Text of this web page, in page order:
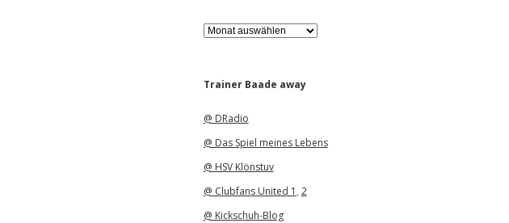
A
r
iTrainer Baade away
@ DRadio
@ Das Spiel meines Lebens
@ HSV Klönstuv
@ Clubfans United 1 , 2
@ Kickschuh-Blog